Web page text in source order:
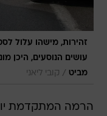
זהירות, מישהו עלול
עושים הנוסעים, היכן
מביט / קובי ליאני
הרמה המתקדמת